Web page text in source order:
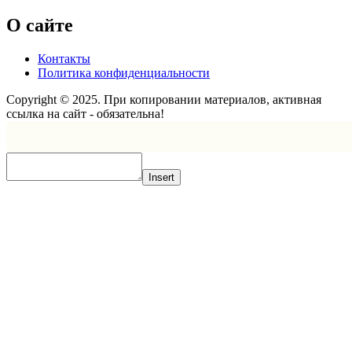
О сайте
Контакты
Политика конфиденциальности
Copyright © 2025. При копировании материалов, активная
ссылка на сайт - обязательна!
Insert